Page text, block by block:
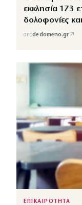
εκκλησία 173
δολοφονίες
απόdedomeno.gr ↗
ΕΠΙΚΑΙΡΟΤΗΤΑ